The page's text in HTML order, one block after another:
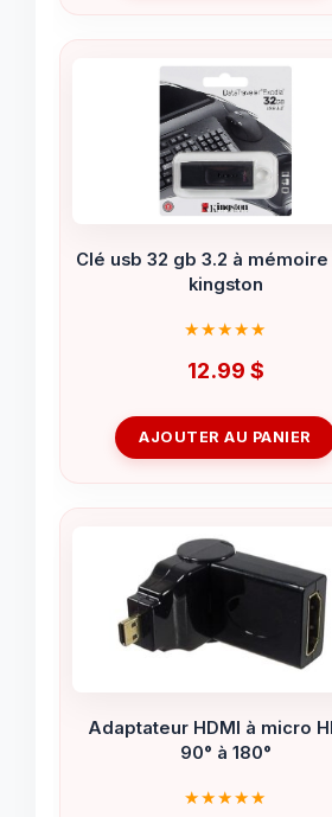
Clé usb 32 gb 3.2 à
kingston
12.99 $
AJOUTER AU PANIER
Adaptateur HDMI à micro
90° à 180°